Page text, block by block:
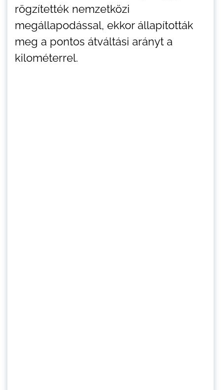
rögzítették nemzetközi
megállapodással, ekkor állapították
meg a pontos átváltási arányt a
kilométerrel.